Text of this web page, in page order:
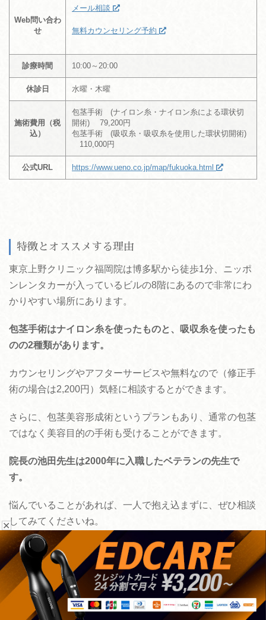
Web問い合わ
せ
メール相談
無料カウンセリング予約
診療時間 10:00～20:00
休診日 水曜・木曜
施術費用（税
込）
包茎手術 (ナイロン糸・ナイロン糸による環状切
開術) 79,200円
包茎手術 (吸収糸・吸収糸を使用した環状切開術)
110,000円
公式URL https://www.ueno.co.jp/map/fukuoka.html
特徴とオススメする理由
東京上野クリニック福岡院は博多駅から徒歩1分、ニッポ
ンレンタカーが入っているビルの8階にあるので非常にわ
かりやすい場所にあります。
包茎手術はナイロン糸を使ったものと、吸収糸を使ったも
のの2種類があります。
カウンセリングやアフターサービスや無料なので（修正手
術の場合は2,200円）気軽に相談するとができます。
さらに、包茎美容形成術というプランもあり、通常の包茎
ではなく美容目的の手術も受けることができます。
院長の池田先生は2000年に入職したベテランの先生で
す。
悩んでいることがあれば、一人で抱え込まずに、ぜひ相談
してみてくださいね。
池田 景先生について
経歴
お悩みから探す
手術方法から探す
病院を探す
手術以外の治療から探す
✕